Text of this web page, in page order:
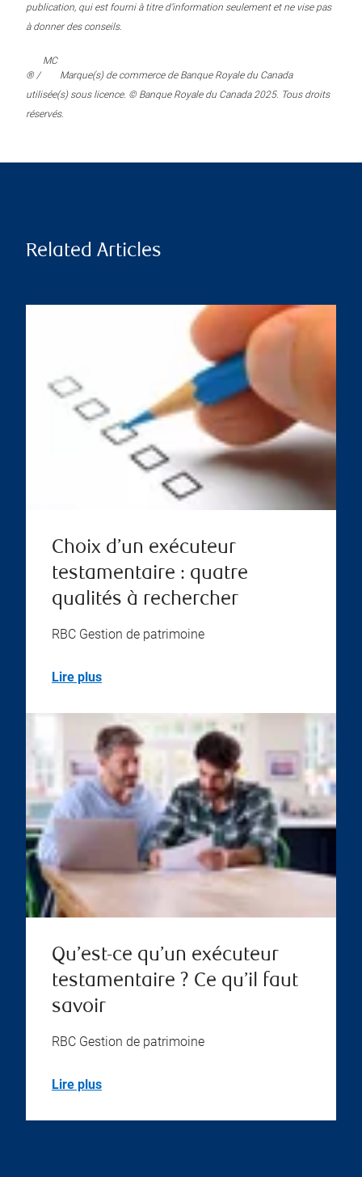
publication, qui est fourni à titre d’information seulement et ne vise pas
à donner des conseils.
® /
MC
Marque(s) de commerce de Banque Royale du Canada
utilisée(s) sous licence. © Banque Royale du Canada 2025. Tous droits
réservés.
Related Articles
Choix d’un exécuteur
testamentaire : quatre
qualités à rechercher
RBC Gestion de patrimoine
Lire plus
Qu’est-ce qu’un exécuteur
testamentaire ? Ce qu’il faut
savoir
RBC Gestion de patrimoine
Lire plus